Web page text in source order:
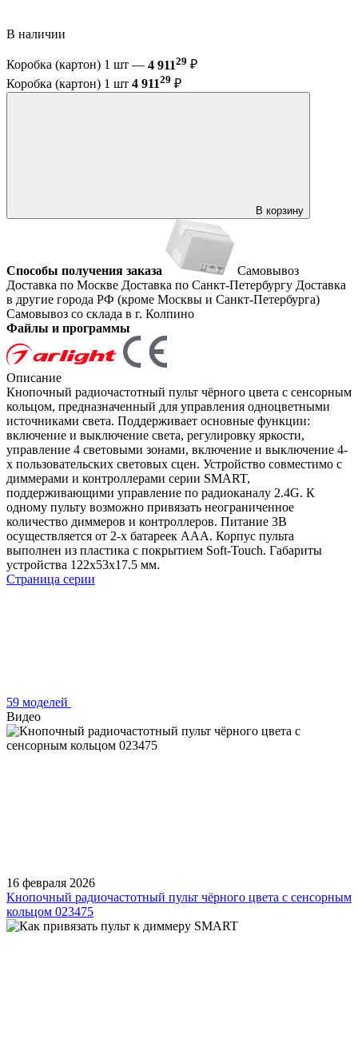
В наличии
Коробка (картон) 1 шт — 4 91129 ₽
Коробка (картон) 1 шт 4 91129 ₽
В корзину
Способы получения заказа
Самовывоз
Доставка по Москве Доставка по Санкт-Петербургу Доставка
в другие города РФ (кроме Москвы и Санкт-Петербурга)
Самовывоз со склада в г. Колпино
Файлы и программы
Описание
Кнопочный радиочастотный пульт чёрного цвета с сенсорным
кольцом, предназначенный для управления одноцветными
источниками света. Поддерживает основные функции:
включение и выключение света, регулировку яркости,
управление 4 световыми зонами, включение и выключение 4-
х пользовательских световых сцен. Устройство совместимо с
диммерами и контроллерами серии SMART,
поддерживающими управление по радиоканалу 2.4G. К
одному пульту возможно привязать неограниченное
количество диммеров и контроллеров. Питание 3В
осуществляется от 2-х батареек ААА. Корпус пульта
выполнен из пластика с покрытием Soft-Touch. Габариты
устройства 122x53x17.5 мм.
Страница серии
59 моделей
Видео
16 февраля 2026
Кнопочный радиочастотный пульт чёрного цвета с сенсорным
кольцом 023475